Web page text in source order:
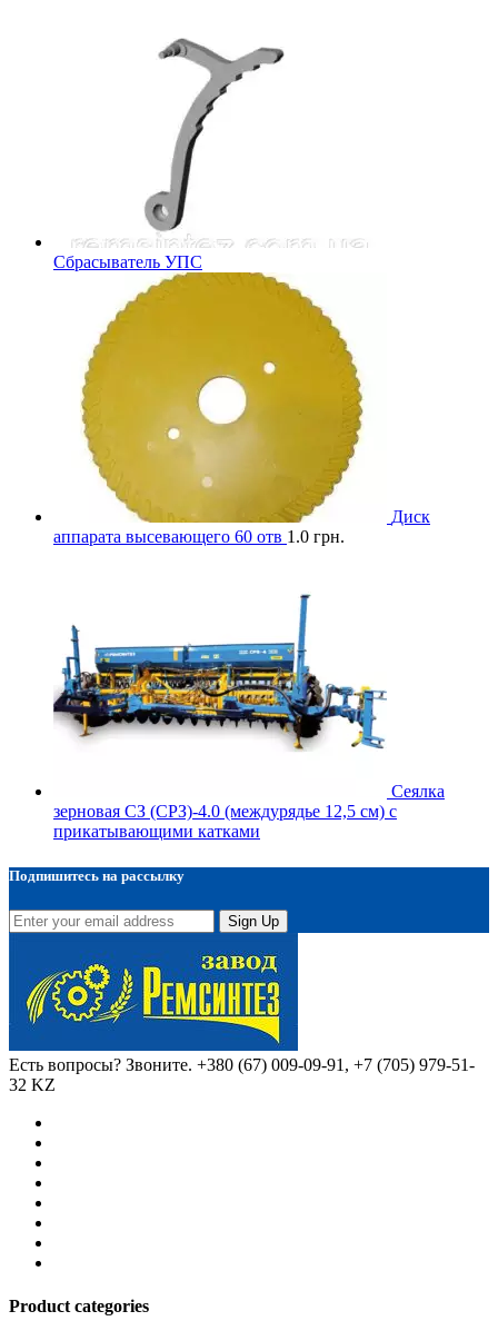
Сбрасыватель УПС
Диск
аппарата высевающего 60 отв 1.0 грн.
Сеялка
зерновая СЗ (СРЗ)-4.0 (междурядье 12,5 см) с
прикатывающими катками
Подпишитесь на рассылку
Sign Up
Есть вопросы? Звоните. +380 (67) 009-09-91, +7 (705) 979-51-
32 KZ
Product categories